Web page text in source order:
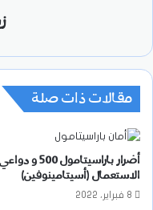
مقالات ذات صلة
أضرار باراسيتامول 500 و دواعي
الاستعمال (أسيتامينوفين)
8 فبراير، 2022